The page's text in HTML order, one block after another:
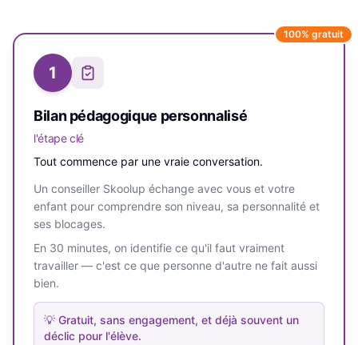
100% gratuit
1
Bilan pédagogique personnalisé
l'étape clé
Tout commence par une vraie conversation.
Un conseiller Skoolup échange avec vous et votre
enfant pour comprendre son niveau, sa personnalité et
ses blocages.
En 30 minutes, on identifie ce qu'il faut vraiment
travailler — c'est ce que personne d'autre ne fait aussi
bien.
💡 Gratuit, sans engagement, et déjà souvent un
déclic pour l'élève.